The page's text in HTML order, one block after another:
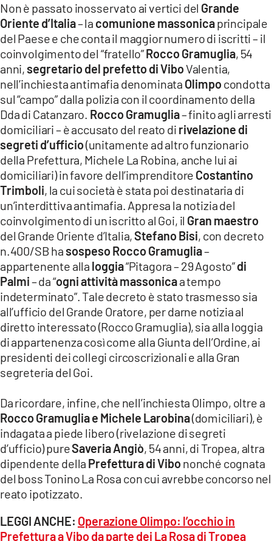
LACITYMAG.IT
ILREGGINO.IT
COSENZACHANNEL.IT
ILVIBONESE.IT
CATANZAROCHANNEL.IT
LACAPITALENEWS.IT
App
ANDROID
APPLE
Non è passato inosservato ai vertici del Grande
Oriente d’Italia– la comunione massonicaprincipale
del Paese e che conta il maggior numero di iscritti – il
coinvolgimento del “fratello”Rocco Gramuglia, 54
anni, segretario del prefetto di ViboValentia,
nell’inchiesta antimafia denominata Olimpocondotta
sul “campo” dalla polizia con il coordinamento della
Dda di Catanzaro. Rocco Gramuglia– finito agli arresti
domiciliari – è accusato del reato di rivelazione di
segreti d’ufficio(unitamente ad altro funzionario
della Prefettura, Michele La Robina, anche lui ai
domiciliari) in favore dell’imprenditore Costantino
Trimboli, la cui società è stata poi destinataria di
un’interdittiva antimafia. Appresa la notizia del
coinvolgimento di un iscritto al Goi, il Gran maestro
del Grande Oriente d’Italia,Stefano Bisi, con decreto
n.400/SB ha sospeso Rocco Gramuglia–
appartenente alla loggia“Pitagora – 29 Agosto”di
Palmi– da “ogni attività massonicaa tempo
indeterminato”. Tale decreto è stato trasmesso sia
all’ufficio del Grande Oratore, per darne notizia al
diretto interessato (Rocco Gramuglia), sia alla loggia
di appartenenza così come alla Giunta dell’Ordine, ai
presidenti dei collegi circoscrizionali e alla Gran
segreteria del Goi.
Da ricordare, infine, che nell’inchiesta Olimpo, oltre a
Rocco Gramuglia e Michele Larobina(domiciliari), è
indagata a piede libero (rivelazione di segreti
d’ufficio) pureSaveria Angiò, 54 anni, di Tropea, altra
dipendente della Prefettura di Vibononché cognata
del boss Tonino La Rosa con cui avrebbe concorso nel
reato ipotizzato.
LEGGI ANCHE: Operazione Olimpo: l’occhio in
Prefettura a Vibo da parte dei La Rosa di Tropea